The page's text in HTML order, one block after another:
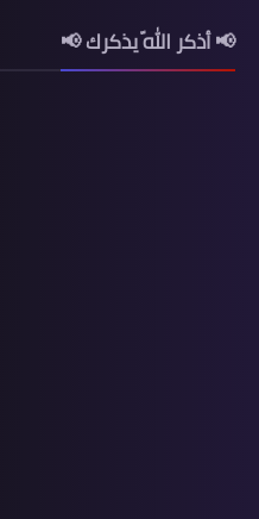
📢 أذكر اللّه يذكرك 📢